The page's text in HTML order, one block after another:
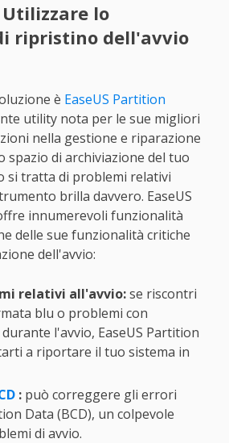
Utilizzare lo
ripristino dell'avvio
è EaseUS Partition
utility nota per le sue migliori
nella gestione e riparazione
spazio di archiviazione del tuo
si tratta di problemi relativi
brilla davvero. EaseUS
innumerevoli funzionalità
delle sue funzionalità critiche
dell'avvio:
relativi all'avvio:se riscontri
blu o problemi con
l'avvio, EaseUS Partition
a riportare il tuo sistema in
:può correggere gli errori
Data (BCD), un colpevole
di avvio.